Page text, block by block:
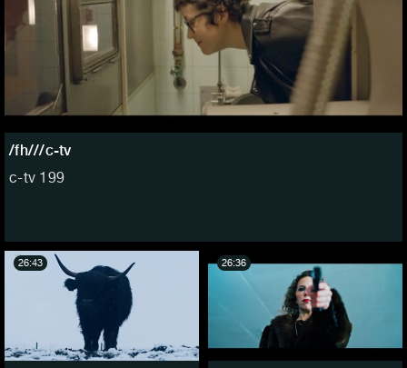
/fh///c-tv
c-tv 199
26:43 26:36